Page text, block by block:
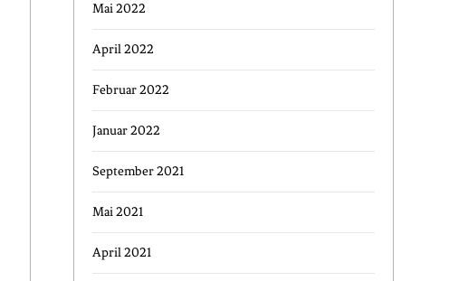
Mai 2022
April 2022
Februar 2022
Januar 2022
September 2021
Mai 2021
April 2021